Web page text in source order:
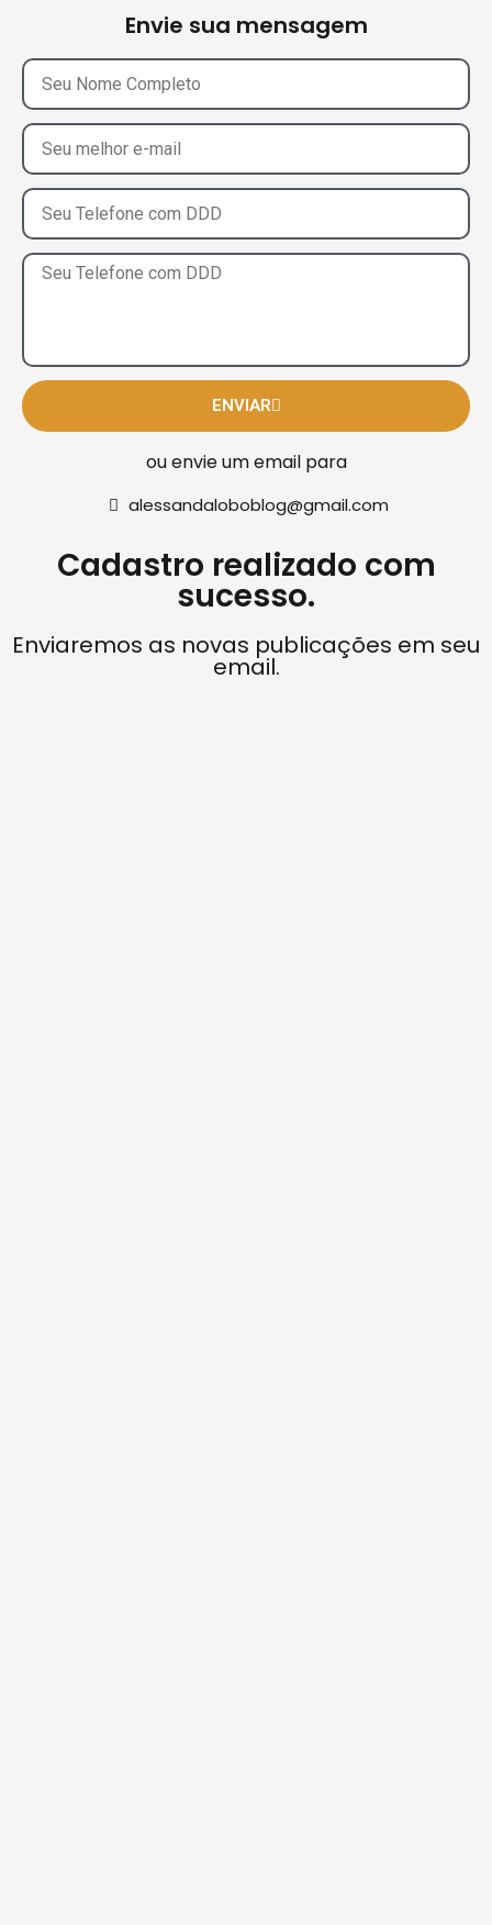
Envie sua mensagem
ENVIAR
ou envie um email para
alessandaloboblog@gmail.com
Cadastro realizado com
sucesso.
Enviaremos as novas publicações em seu
email.